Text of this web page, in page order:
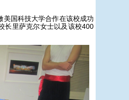
国科技大学合作在该校成功
长里萨克尔女士以及该校400